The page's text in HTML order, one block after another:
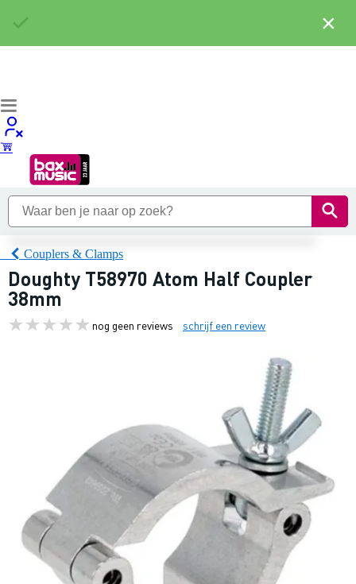
Couplers & Clamps
Doughty T58970 Atom Half Coupler
38mm
nog geen reviews schrijf een review
×